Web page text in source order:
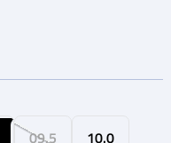
09.5
10.0